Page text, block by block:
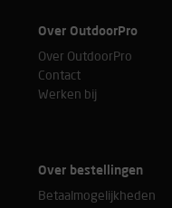
Over OutdoorPro
Over OutdoorPro
Contact
Werken bij
Over bestellingen
Betaalmogelijkheden